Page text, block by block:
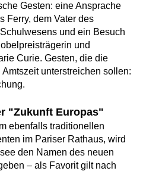
Gesten: eine Ansprache
Ferry, dem Vater des
und ein Besuch
und
Curie. Gesten, die die
unterstreichen sollen:
"Zukunft Europas"
ebenfalls traditionellen
im Pariser Rathaus, wird
den Namen des neuen
– als Favorit gilt nach